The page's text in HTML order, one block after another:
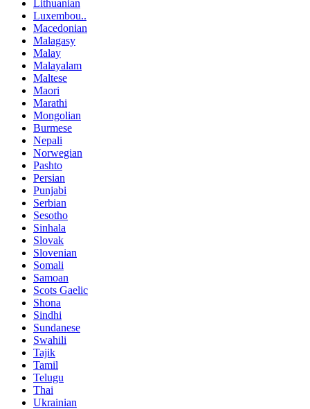
Lithuanian
Luxembou..
Macedonian
Malagasy
Malay
Malayalam
Maltese
Maori
Marathi
Mongolian
Burmese
Nepali
Norwegian
Pashto
Persian
Punjabi
Serbian
Sesotho
Sinhala
Slovak
Slovenian
Somali
Samoan
Scots Gaelic
Shona
Sindhi
Sundanese
Swahili
Tajik
Tamil
Telugu
Thai
Ukrainian